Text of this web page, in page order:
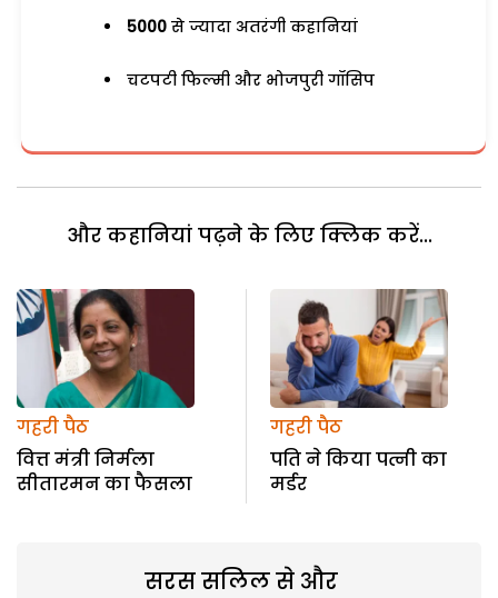
5000 से ज्यादा अतरंगी कहानियां
चटपटी फिल्मी और भोजपुरी गॉसिप
और कहानियां पढ़ने के लिए क्लिक करें...
गहरी पैठ
वित्त मंत्री निर्मला
सीतारमन का फैसला
गहरी पैठ
पति ने किया पत्नी का
मर्डर
सरस सलिल से और